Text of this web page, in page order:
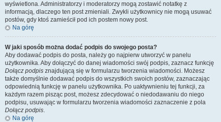
wyświetlona. Administratorzy i moderatorzy mogą zostawić notatkę z
informacją, dlaczego ten post zmieniali. Zwykli użytkownicy nie mogą usuwać
postów, gdy ktoś zamieścił pod ich postem nowy post.
Na górę
W jaki sposób można dodać podpis do swojego posta?
Aby dodawać podpis do posta, należy go najpierw utworzyć w panelu
użytkownika. Aby dołączyć do danej wiadomości swój podpis, zaznacz funkcję
Dołącz podpis znajdującą się w formularzu tworzenia wiadomości. Możesz
także domyślnie dodawać podpis do wszystkich swoich postów, zaznaczając
odpowiednią funkcję w panelu użytkownika. Po uaktywnieniu tej funkcji, za
każdym razem pisząc post, możesz zdecydować o niedodawaniu do niego
podpisu, usuwając w formularzu tworzenia wiadomości zaznaczenie z pola
Dołącz podpis.
Na górę